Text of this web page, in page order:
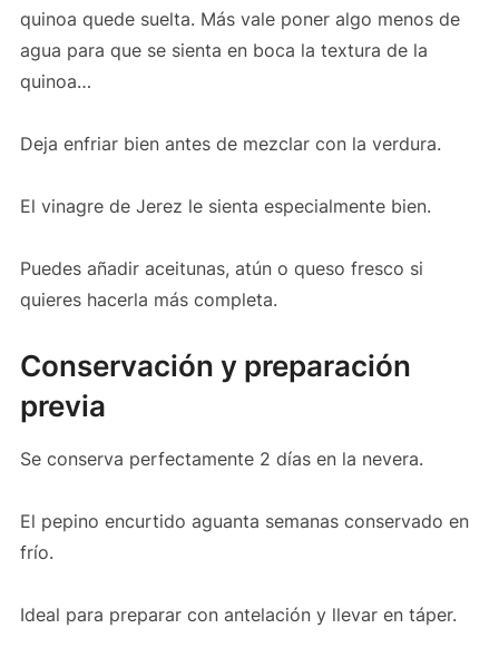
quinoa quede suelta. Más vale poner algo menos de
agua para que se sienta en boca la textura de la
quinoa…
Deja enfriar bien antes de mezclar con la verdura.
El vinagre de Jerez le sienta especialmente bien.
Puedes añadir aceitunas, atún o queso fresco si
quieres hacerla más completa.
Conservación y preparación
previa
Se conserva perfectamente 2 días en la nevera.
El pepino encurtido aguanta semanas conservado en
frío.
Ideal para preparar con antelación y llevar en táper.